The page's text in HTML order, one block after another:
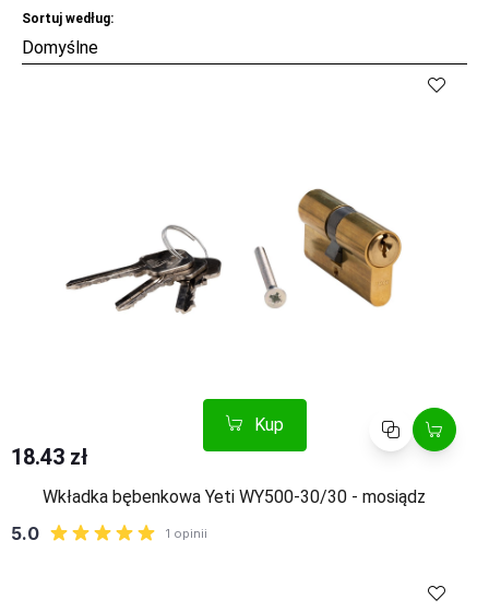
Sortuj według:
Kup Porównaj
18.43 zł
Wkładka bębenkowa Yeti WY500-30/30 - mosiądz